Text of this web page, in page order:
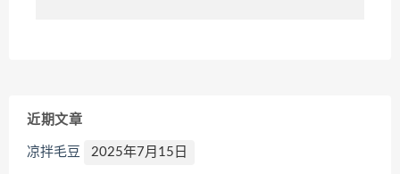
近期文章
凉拌毛豆 2025年7月15日